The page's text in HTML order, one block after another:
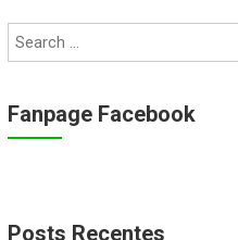
Fanpage Facebook
Posts Recentes